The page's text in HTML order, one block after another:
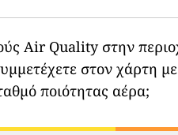
Air Quality στην
στον χάρτη
ποιότητας αέρα;